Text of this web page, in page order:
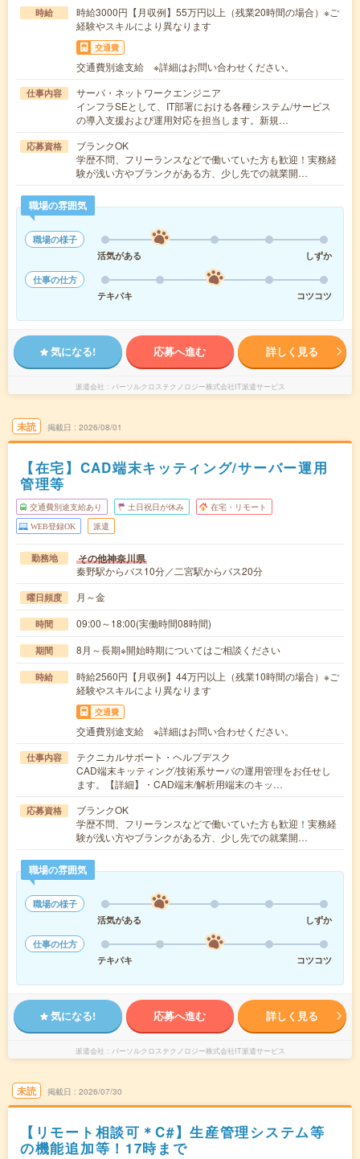
時給
時給3000円【月収例】55万円以上（残業20時間の場合）※ご
経験やスキルにより異なります
交通費
交通費別途支給 ※詳細はお問い合わせください。
仕事内容
サーバ・ネットワークエンジニア
インフラSEとして、IT部署における各種システム/サービス
の導入支援および運用対応を担当します。新規…
応募資格
ブランクOK
学歴不問、フリーランスなどで働いていた方も歓迎！実務経
験が浅い方やブランクがある方、少し先での就業開…
職場の雰囲気
職場の様子
活気がある
しずか
仕事の仕方
テキパキ
コツコツ
気になる! 応募へ進む 詳しく見る
派遣会社 パーソルクロステクノロジー株式会社IT派遣サービス
未読 掲載日 2026/08/01
【在宅】CAD端末キッティング/サーバー運用
管理等
交通費別途支給あり 土日祝日が休み 在宅・リモート
WEB登録OK 派遣
勤務地 その他神奈川県
秦野駅からバス10分／二宮駅からバス20分
曜日頻度 月～金
時間 09:00～18:00(実働時間08時間)
期間 8月～長期※開始時期についてはご相談ください
時給
時給2560円【月収例】44万円以上（残業10時間の場合）※ご
経験やスキルにより異なります
交通費
交通費別途支給 ※詳細はお問い合わせください。
仕事内容
テクニカルサポート・ヘルプデスク
CAD端末キッティング/技術系サーバの運用管理をお任せし
ます。【詳細】・CAD端末/解析用端末のキッ…
応募資格
ブランクOK
学歴不問、フリーランスなどで働いていた方も歓迎！実務経
験が浅い方やブランクがある方、少し先での就業開…
職場の雰囲気
職場の様子
活気がある
しずか
仕事の仕方
テキパキ
コツコツ
気になる! 応募へ進む 詳しく見る
派遣会社 パーソルクロステクノロジー株式会社IT派遣サービス
未読 掲載日 2026/07/30
【リモート相談可＊C#】生産管理システム等
の機能追加等！17時まで